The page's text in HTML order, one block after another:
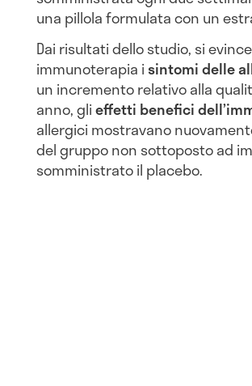
una pillola formulata con un
Dai risultati dello studio, si
immunoterapia isintomi delle
un incremento relativo alla
anno, glieffetti benefici
allergici mostravano
del gruppo non sottoposto ad
somministrato il placebo.